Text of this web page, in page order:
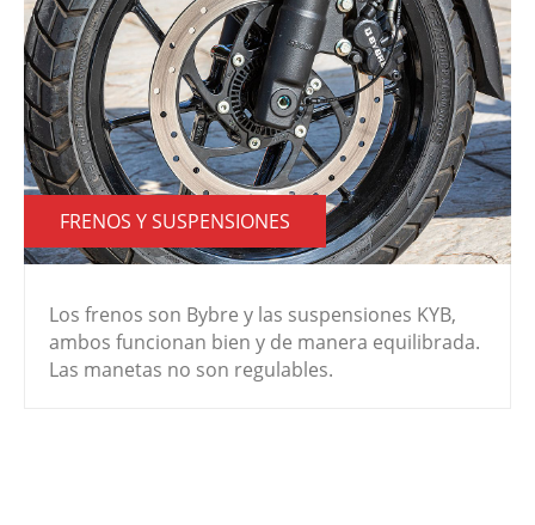
FRENOS Y SUSPENSIONES
Los frenos son Bybre y las suspensiones KYB,
ambos funcionan bien y de manera equilibrada.
Las manetas no son regulables.